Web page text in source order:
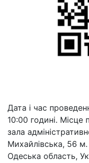
Дата і час
10:00 годині. Місце
зала
Михайлівська, 56
Одеська область,